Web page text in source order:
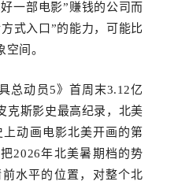
一部电影”赚钱的公司而
式入口 ”的能力，可能比
间。
总动员5》首周末3.12亿
克斯影史最高纪录，北美
动画电影北美开画的第
2026年北美暑期档的势
水平的位置，对整个北